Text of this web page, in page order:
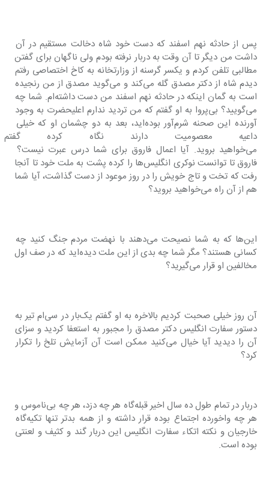
پس از حادثه نهم اسفند که دست خود شاه دخالت مستقیم در آن
داشت من دیگر تا آن وقت به دربار نرفته بودم ولی ناگهان برای گفتن
مطالبی تلفن کردم و یکسر گرسنه از وزارتخانه به کاخ اختصاصی رفتم
دیدم شاه از دکتر مصدق گله می‌کند و می‌گوید مصدق از من رنجیده
است به گمان اینکه در حادثه نهم اسفند من دست داشته‌ام. شما چه
می‌گویید؟ بی‌پروا به او گفتم که من تردید ندارم اعلیحضرت به وجود
آورنده این صحنه شرم‌آور بوده‌اید، بعد به دو چشمان او که خیلی
داعیه معصومیت دارند نگاه کرده
می‌خواهید بروید. آیا اعمال فاروق برای شما درس عبرت نیست؟
فاروق تا توانست نوکری انگلیس‌ها را کرده پشت به ملت خود تا آنجا
رفت که تخت و تاج خویش را در روز موعود از دست گذاشت، آیا شما
هم از آن راه می‌خواهید بروید؟
این‌ها که به شما نصیحت می‌دهند با نهضت مردم جنگ کنید چه
کسانی هستند؟ مگر شما چه بدی از این ملت دیده‌اید که در صف اول
مخالفین او قرار می‌گیرید؟
آن روز خیلی صحبت کردیم بالاخره به او گفتم یک‌بار در سی‌ام تیر به
دستور سفارت انگلیس دکتر مصدق را مجبور به استعفا کردید و سزای
آن را دیدید آیا خیال می‌کنید ممکن است آن آزمایش تلخ را تکرار
کرد؟
دربار در تمام طول ده سال اخیر قبله‌گاه هر چه دزد، هر چه بی‌ناموس و
هر چه واخورده اجتماع بوده قرار داشته و از همه بدتر تنها تکیه‌گاه
خارجیان و نکته اتکاء سفارت انگلیس این دربار گند و کثیف و لعنتی
بوده است.